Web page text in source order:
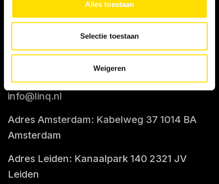
Alles toestaan
Selectie toestaan
Weigeren
Tarief berekenen
CONTACT
info@linq.nl
Adres Amsterdam: Kabelweg 37 1014 BA
Amsterdam
Adres Leiden: Kanaalpark 140 2321 JV
Leiden